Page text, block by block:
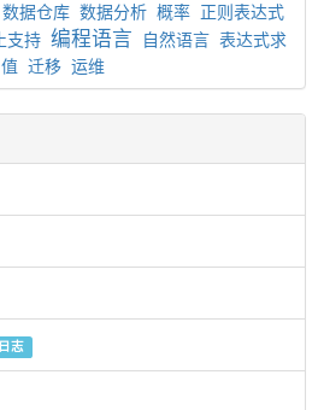
数据仓库 数据分析 概率 正则表达式
支持 编程语言 自然语言 表达式求
值 迁移 运维
志